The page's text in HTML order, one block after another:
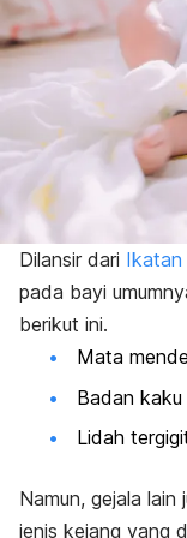
Dilansir dari Ikatan
pada bayi
berikut ini.
Mata
Badan
Lidah
Namun, gejala
jenis kejang yang